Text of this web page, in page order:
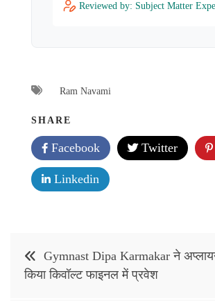
Reviewed by: Subject Matter
Ram Navami
SHARE
Facebook Twitter
Linkedin
Post
navigation
Gymnast Dipa Karmakar ने
किया किवॉल्ट फाइनल में प्रवेश